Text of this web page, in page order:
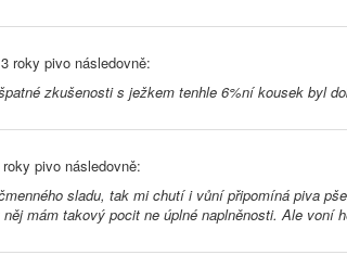
roky pivo následovně:
zkušenosti s ježkem tenhle 6%ní kousek byl
pivo následovně:
sladu, tak mi chutí i vůní připomíná piva
mám takový pocit ne úplné naplněnosti. Ale voní